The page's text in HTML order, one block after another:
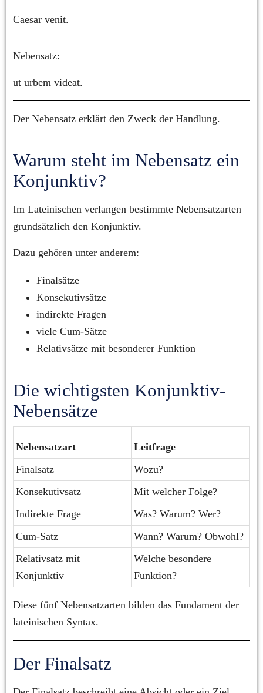
Caesar venit.
Nebensatz:
ut urbem videat.
Der Nebensatz erklärt den Zweck der Handlung.
Warum steht im Nebensatz ein
Konjunktiv?
Im Lateinischen verlangen bestimmte Nebensatzarten
grundsätzlich den Konjunktiv.
Dazu gehören unter anderem:
Finalsätze
Konsekutivsätze
indirekte Fragen
viele Cum-Sätze
Relativsätze mit besonderer Funktion
Die wichtigsten Konjunktiv-
Nebensätze
Nebensatzart
Leitfrage
Finalsatz
Wozu?
Konsekutivsatz
Mit welcher Folge?
Indirekte Frage
Was? Warum? Wer?
Cum-Satz
Wann? Warum? Obwohl?
Relativsatz mit
Konjunktiv
Welche besondere
Funktion?
Diese fünf Nebensatzarten bilden das Fundament der
lateinischen Syntax.
Der Finalsatz